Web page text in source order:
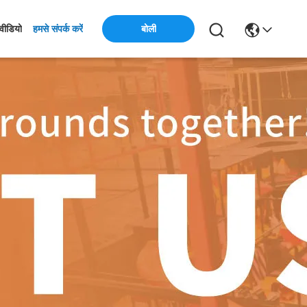
वीडियो हमसे संपर्क करें बोली